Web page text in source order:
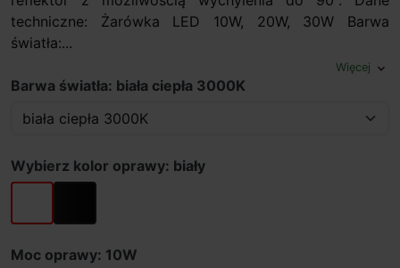
techniczne: Żarówka LED 10W, 20W, 30W Barwa
światła:...
Więcej expand_more
Barwa światła: biała ciepła 3000K
Wybierz kolor oprawy: biały
biały czarny
Moc oprawy: 10W